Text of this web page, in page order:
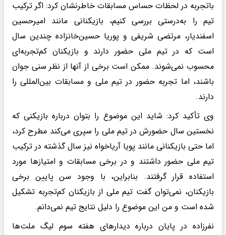
باتجربه در لحظات حساس مسابقات خاطرنشان کرد: اگر ترکیب
تیم را به‌درستی بررسی کنیم، بازیکنانی مانند امیرحسین
اسفندیار، مرتضی شریفی و پوریا حسین‌خانزاده چندین سال
است که در تیم ملی حضور دارند و بازیکنان کم‌تجربه‌ای
محسوب نمی‌شوند. ممکن است برخی از آنها از نظر سنی جوان
باشند، اما تجربه حضور در تیم ملی و مسابقات بین‌المللی را
دارند.
وی تأکید کرد: شاید این موضوع را بتوان درباره بازیکنی که
نخستین سال حضورش در تیم ملی را سپری می‌کند مطرح کرد،
اما حتی بازیکنانی مانند پویا آریاخواه نیز سال گذشته در ترکیب
تیم ملی حضور داشتند و در برخی مسابقات و امتیازها مورد
استفاده قرار گرفتند. بنابراین، با وجود سن پایین برخی
بازیکنان، نمی‌توان گفت تیم ملی از بازیکنان کم‌تجربه تشکیل
شده است و من این موضوع را دلیل نتایج تیم نمی‌دانم.
نفرزاده در پایان درباره دیدارهای هفته سوم لیگ ملت‌ها